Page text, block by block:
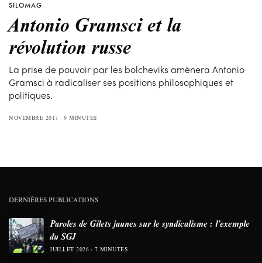
SILOMAG
Antonio Gramsci et la
révolution russe
La prise de pouvoir par les bolcheviks amènera Antonio
Gramsci à radicaliser ses positions philosophiques et
politiques.
NOVEMBRE 2017 9 MINUTES
DERNIÈRES PUBLICATIONS
Paroles de Gilets jaunes sur le syndicalisme : l’exemple
du SGJ
JUILLET 2026 7 MINUTES